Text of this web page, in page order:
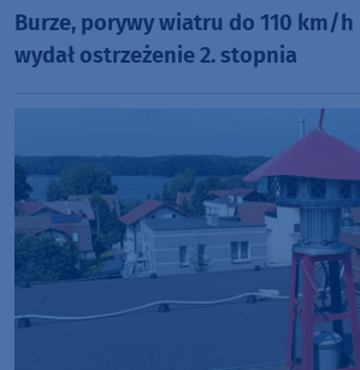
Burze, porywy wiatru do 110 km/h
wydał ostrzeżenie 2. stopnia